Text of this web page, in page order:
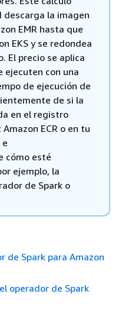
descarga la imagen
EMR hasta que
EKS y se redondea
El precio se aplica
ejecuten con una
de ejecución de
de si la
en el registro
ECR o en tu
cómo esté
ejemplo, la
de Spark o
de Spark para Amazon
operador de Spark